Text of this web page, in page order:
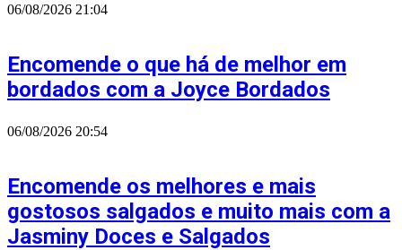
06/08/2026 21:04
Encomende o que há de melhor em
bordados com a Joyce Bordados
06/08/2026 20:54
Encomende os melhores e mais
gostosos salgados e muito mais com a
Jasminy Doces e Salgados